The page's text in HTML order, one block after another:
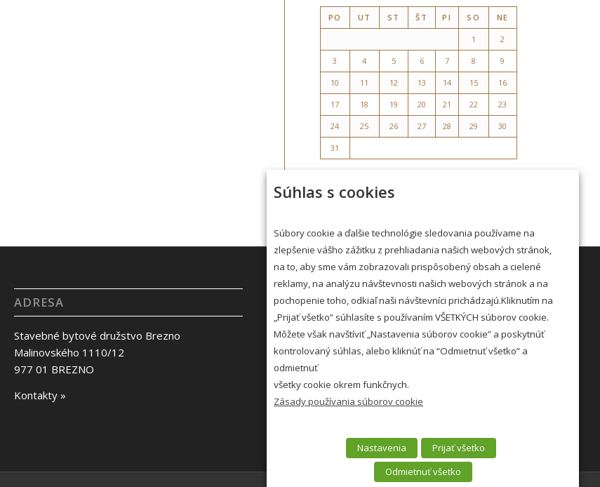
PO UT ST ŠT PI SO NE
1 2
3 4 5 6 7 8 9
10 11 12 13 14 15 16
17 18 19 20 21 22 23
24 25 26 27 28 29 30
31
ADRESA
Stavebné bytové družstvo Brezno
Malinovského 1110/12
977 01 BREZNO
Kontakty »
STRÁNKOVÉ DNI
Utorok: 7:00 – 11:00 12:00 – 15:00
Streda: 7:00 – 11:00 12:00 – 16:30
Viac »
Súhlas s cookies
Súbory cookie a ďalšie technológie sledovania používame na
zlepšenie vášho zážitku z prehliadania našich webových stránok,
na to, aby sme vám zobrazovali prispôsobený obsah a cielené
reklamy, na analýzu návštevnosti našich webových stránok a na
pochopenie toho, odkiaľ naši návštevníci prichádzajú.Kliknutím na
„Prijať všetko” súhlasíte s používaním VŠETKÝCH súborov cookie.
Môžete však navštíviť „Nastavenia súborov cookie” a poskytnúť
kontrolovaný súhlas, alebo kliknúť na “Odmietnuť všetko” a
odmietnuť
všetky cookie okrem funkčnych.
Zásady používania súborov cookie
Nastavenia
Prijať všetko
Odmietnuť všetko